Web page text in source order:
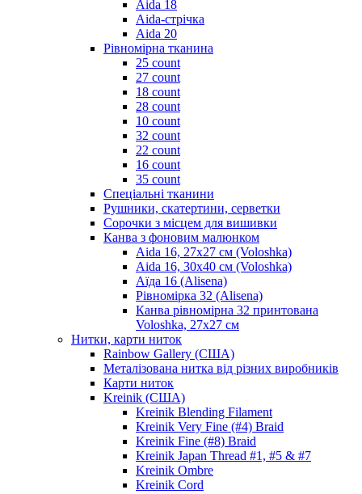
Aida 18
Aida-стрічка
Aida 20
Рівномірна тканина
25 count
27 count
18 count
28 count
10 count
32 count
22 count
16 count
35 count
Спеціальні тканини
Рушники, скатертини, серветки
Сорочки з місцем для вишивки
Канва з фоновим малюнком
Aida 16, 27х27 см (Voloshka)
Aida 16, 30х40 см (Voloshka)
Аїда 16 (Alisena)
Рівномірка 32 (Alisena)
Канва рівномірна 32 принтована
Voloshka, 27х27 см
Нитки, карти ниток
Rainbow Gallery (США)
Металізована нитка від різних виробників
Карти ниток
Kreinik (США)
Kreinik Blending Filament
Kreinik Very Fine (#4) Braid
Kreinik Fine (#8) Braid
Kreinik Japan Thread #1, #5 & #7
Kreinik Ombre
Kreinik Cord